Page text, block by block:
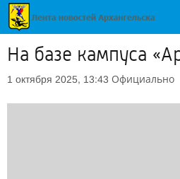
На базе кампуса
1 октября 2025, 13:43 Официально